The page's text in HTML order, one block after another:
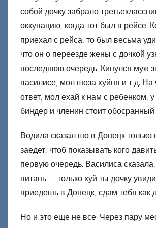
собой дочку забрало
оккупацию, когда тот был в рейсе.
приехал с рейса, то был весьма
что он о переезде жены с дочкой
последнюю очередь. Кинулся муж
василисе, мол шоза хуйня и т д. На
ответ, мол ехай к нам с ребенком,
биндер и членин стоит обосранный
Водила сказал шо в Донецк только
заедет, чтоб показывать кого
первую очередь. Василиса
питань — только хуй ты дочку
приедешь в Донецк, сдам тебя как
Но и это еще не все. Через пару